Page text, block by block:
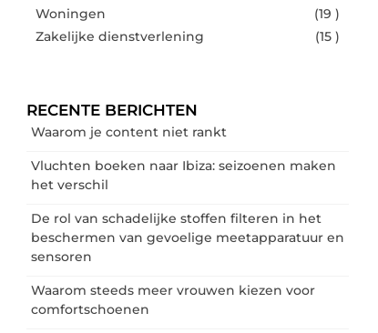
Woningen
(19 )
Zakelijke dienstverlening
(15 )
RECENTE BERICHTEN
Waarom je content niet rankt
Vluchten boeken naar Ibiza: seizoenen maken
het verschil
De rol van schadelijke stoffen filteren in het
beschermen van gevoelige meetapparatuur en
sensoren
Waarom steeds meer vrouwen kiezen voor
comfortschoenen